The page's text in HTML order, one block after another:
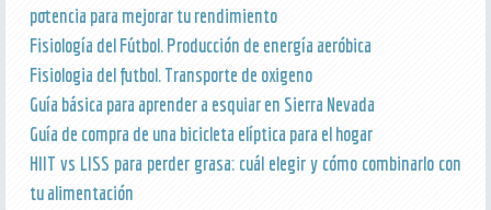
potencia para mejorar tu rendimiento
Fisiología del Fútbol. Producción de energía aeróbica
Fisiologia del futbol. Transporte de oxigeno
Guía básica para aprender a esquiar en Sierra Nevada
Guía de compra de una bicicleta elíptica para el hogar
HIIT vs LISS para perder grasa: cuál elegir y cómo combinarlo con
tu alimentación